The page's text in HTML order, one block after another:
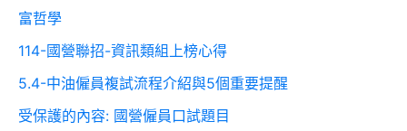
富哲學
114-國營聯招-資訊類組上榜心得
5.4-中油僱員複試流程介紹與5個重要提醒
受保護的內容: 國營僱員口試題目